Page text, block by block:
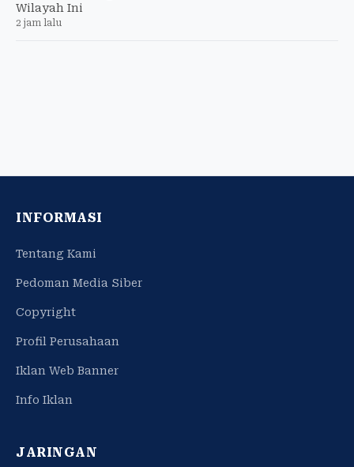
Wilayah Ini
2 jam lalu
INFORMASI
Tentang Kami
Pedoman Media Siber
Copyright
Profil Perusahaan
Iklan Web Banner
Info Iklan
JARINGAN